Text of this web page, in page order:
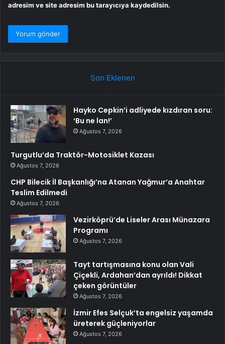
adresim ve site adresim bu tarayıcıya kaydedilsin.
Son Eklenen
Hayko Cepkin’i adliyede kızdıran soru:
‘Bu ne lan!’
Ağustos 7, 2026
Turgutlu’da Traktör-Motosiklet Kazası
Ağustos 7, 2026
CHP Bilecik İl Başkanlığı’na Atanan Yağmur’a Anahtar
Teslim Edilmedi
Ağustos 7, 2026
Vezirköprü’de Liseler Arası Münazara
Programı
Ağustos 7, 2026
Tayt tartışmasına konu olan Vali
Çiçekli, Ardahan’dan ayrıldı! Dikkat
çeken görüntüler
Ağustos 7, 2026
İzmir Efes Selçuk’ta engelsiz yaşamda
üreterek güçleniyorlar
Ağustos 7, 2026